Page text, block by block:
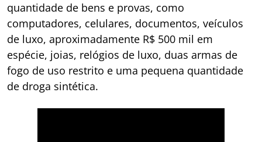
quantidade de bens e provas, como
computadores, celulares, documentos, veículos
de luxo, aproximadamente R$ 500 mil em
espécie, joias, relógios de luxo, duas armas de
fogo de uso restrito e uma pequena quantidade
de droga sintética.